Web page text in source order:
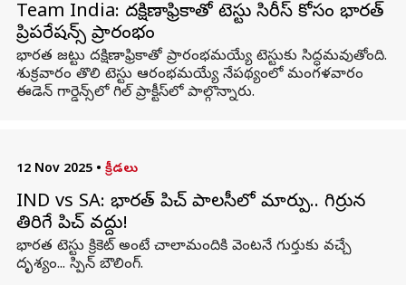
Team India: దక్షిణాఫ్రికాతో టెస్టు సిరీస్ కోసం భారత్‌
ప్రిపరేషన్స్‌ ప్రారంభం
భారత జట్టు దక్షిణాఫ్రికాతో ప్రారంభమయ్యే టెస్టుకు సిద్ధమవుతోంది.
శుక్రవారం తొలి టెస్టు ఆరంభమయ్యే నేపథ్యంలో మంగళవారం
ఈడెన్‌ గార్డెన్స్‌లో గిల్‌ ప్రాక్టీస్‌లో పాల్గొన్నారు.
12 Nov 2025 • క్రీడలు
IND vs SA: భారత్‌ పిచ్‌ పాలసీలో మార్పు.. గిర్రున
తిరిగే పిచ్‌ వద్దు!
భారత టెస్టు క్రికెట్ అంటే చాలామందికి వెంటనే గుర్తుకు వచ్చే
దృశ్యం... స్పిన్‌ బౌలింగ్.